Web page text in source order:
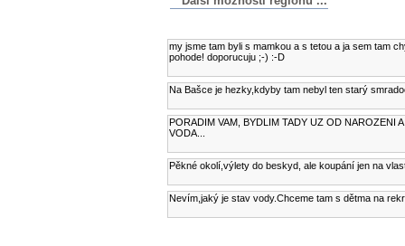
my jsme tam byli s mamkou a s tetou a ja sem tam
pohode! doporucuju ;-) :-D
Na Bašce je hezky,kdyby tam nebyl ten starý
PORADIM VAM, BYDLIM TADY UZ OD NAROZENI
VODA...
Pěkné okolí,výlety do beskyd, ale koupání jen na
Nevím,jaký je stav vody.Chceme tam s dětma na